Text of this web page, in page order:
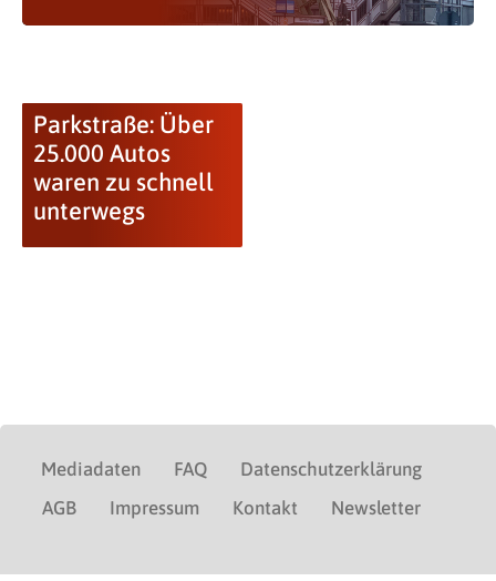
Parkstraße: Über
25.000 Autos
waren zu schnell
unterwegs
Mediadaten FAQ
Datenschutzerklärung
AGB
Impressum Kontakt Newsletter